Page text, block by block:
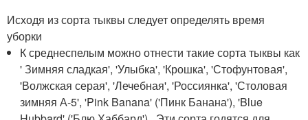
Исходя из сорта тыквы следует определять время
уборки
К среднеспелым можно отнести такие сорта тыквы как
' Зимняя сладкая', 'Улыбка', 'Крошка', 'Стофунтовая',
'Волжская серая', 'Лечебная', 'Россиянка', 'Столовая
зимняя А-5', 'Pink Banana' ('Пинк Банана'), 'Blue